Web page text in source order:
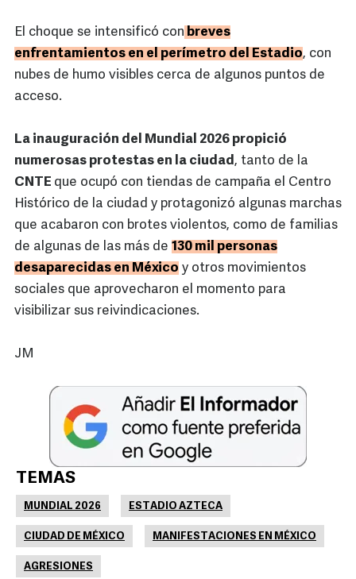
El choque se intensificó con breves
enfrentamientos en el perímetro del Estadio, con
nubes de humo visibles cerca de algunos puntos de
acceso.
La inauguración del Mundial 2026 propició
numerosas protestas en la ciudad, tanto de la
CNTE que ocupó con tiendas de campaña el Centro
Histórico de la ciudad y protagonizó algunas marchas
que acabaron con brotes violentos, como de familias
de algunas de las más de 130 mil personas
desaparecidas en México y otros movimientos
sociales que aprovecharon el momento para
visibilizar sus reivindicaciones.
JM
TEMAS
MUNDIAL 2026 ESTADIO AZTECA
CIUDAD DE MÉXICO MANIFESTACIONES EN MÉXICO
AGRESIONES